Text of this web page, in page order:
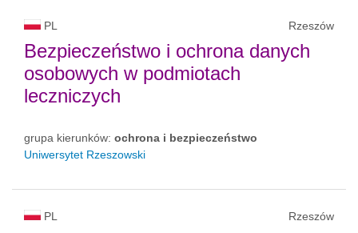
PL Rzeszów
Bezpieczeństwo i ochrona danych
osobowych w podmiotach
leczniczych
grupa kierunków: ochrona i bezpieczeństwo
Uniwersytet Rzeszowski
PL Rzeszów